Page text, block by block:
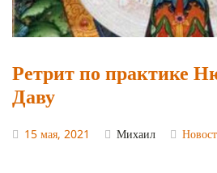
Ретрит по практике
Даву
15 мая, 2021 Михаил